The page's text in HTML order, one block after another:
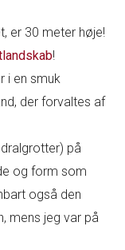
er 30 meter høje!
!
i en smuk
der forvaltes af
på
og form som
også den
mens jeg var på